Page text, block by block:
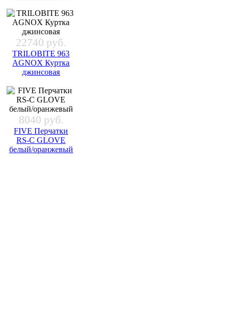
22740 руб.
TRILOBITE 963
AGNOX Куртка
джинсовая
8040 руб.
FIVE Перчатки
RS-C GLOVE
белый/оранжевый